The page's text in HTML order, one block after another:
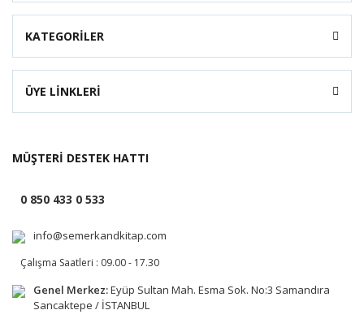
KATEGORİLER
ÜYE LİNKLERİ
MÜŞTERİ DESTEK HATTI
0 850 433 0 533
info@semerkandkitap.com
Çalışma Saatleri : 09.00 - 17.30
Genel Merkez:Eyüp Sultan Mah. Esma Sok. No:3 Samandıra
Sancaktepe / İSTANBUL